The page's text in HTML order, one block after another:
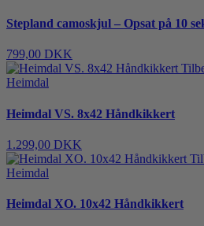
Stepland camoskjul – Opsat på 10
799,00 DKK
Heimdal
Heimdal VS. 8x42 Håndkikkert
1.299,00 DKK
Heimdal
Heimdal XO. 10x42 Håndkikkert